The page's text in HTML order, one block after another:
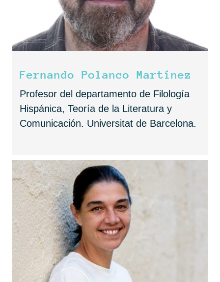
Fernando Polanco Martínez
Profesor del departamento de Filología
Hispánica, Teoría de la Literatura y
Comunicación. Universitat de Barcelona.